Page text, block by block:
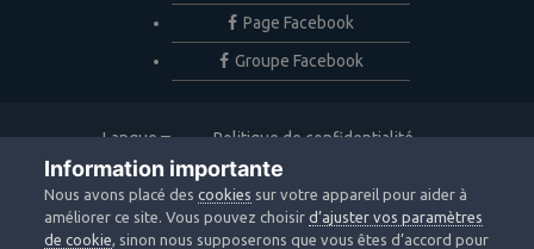
Page Facebook
Groupe Facebook
Langue
Politique de confidentialité
Nous contacter
Copyright © 2020 Webastro
Powered by Invision Community
Information importante
Nous avons placé descookies sur votre appareil pour aider à
améliorer ce site. Vous pouvez choisird’ajuster vos paramètres
de cookie, sinon nous supposerons que vous êtes d’accord pour